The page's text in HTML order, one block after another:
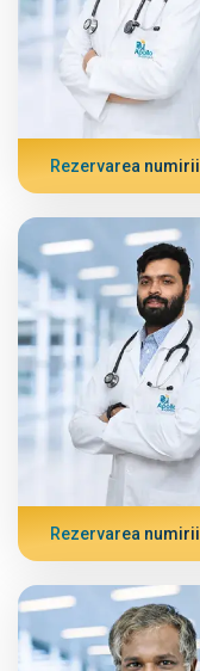
Rezervarea numirii
Rezervarea numirii